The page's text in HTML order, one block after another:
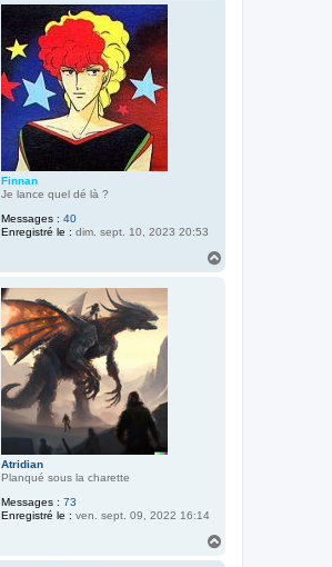
Finnan
Je lance quel dé là ?
Messages : 40
Enregistré le : dim. sept. 10, 2023 20:53
Atridian
Planqué sous la charette
Messages : 73
Enregistré le : ven. sept. 09, 2022 16:14